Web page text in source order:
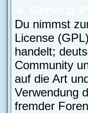
Du nimmst
License
handelt;
Community
auf die Art
Verwendung
fremder